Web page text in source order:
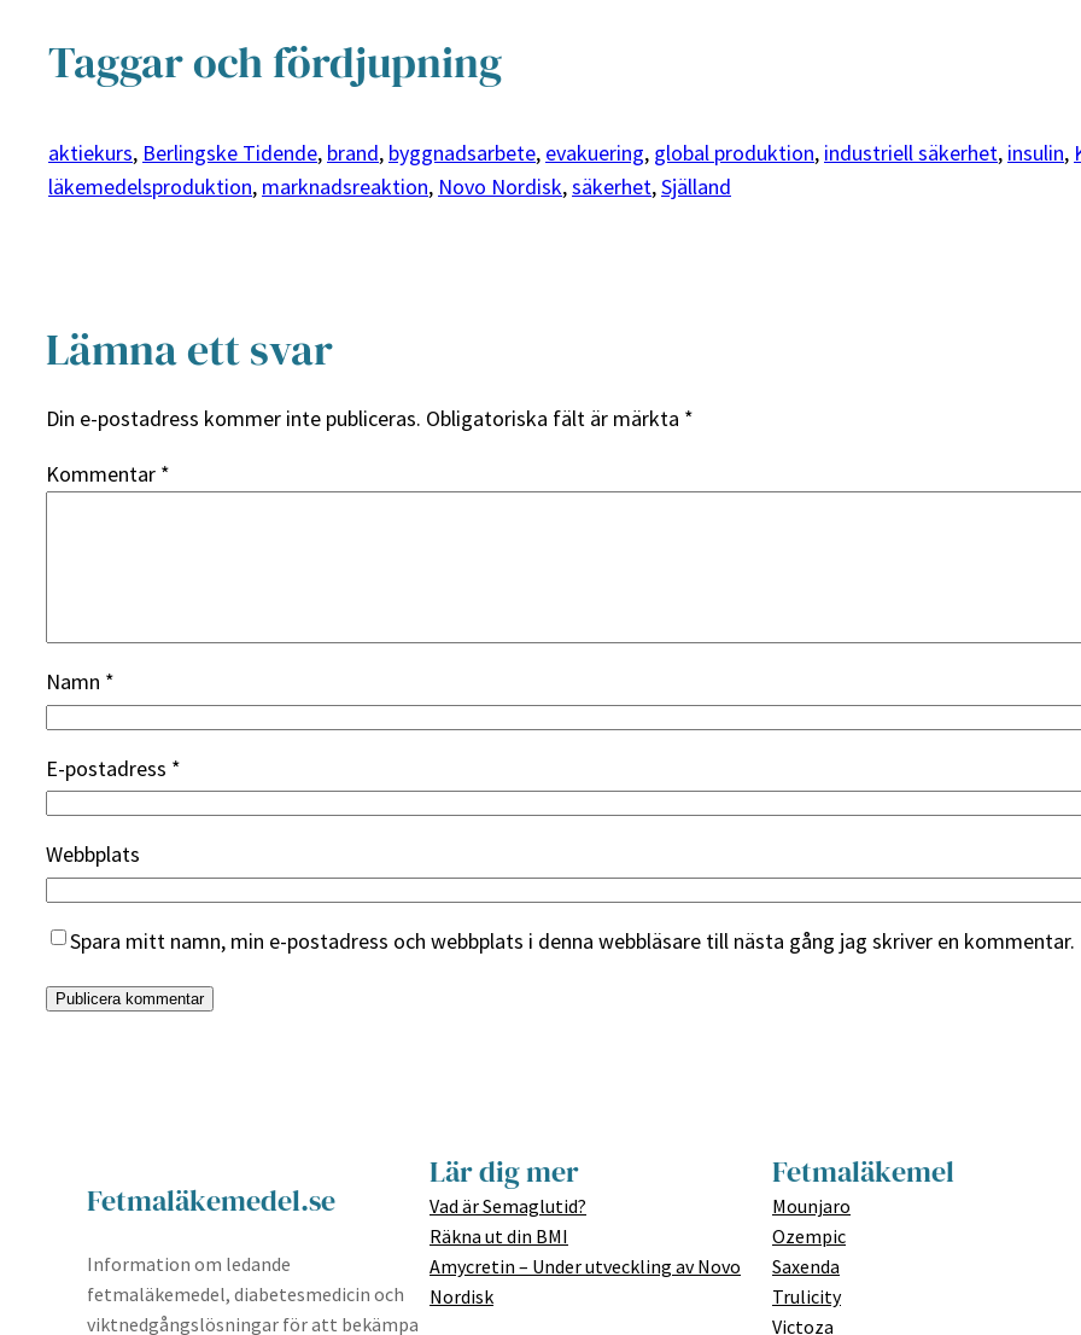
Taggar och fördjupning
aktiekurs, Berlingske Tidende, brand, byggnadsarbete, evakuering, global produktion, industriell säkerhet, insulin,
läkemedelsproduktion, marknadsreaktion, Novo Nordisk, säkerhet, Själland
Lämna ett svar
Din e-postadress kommer inte publiceras. Obligatoriska fält är märkta *
Kommentar *
Namn *
E-postadress *
Webbplats
Spara mitt namn, min e-postadress och webbplats i denna webbläsare till nästa gång jag skriver en kommentar.
Fetmaläkemedel.se
Information om ledande
fetmaläkemedel, diabetesmedicin och
viktnedgångslösningar för att bekämpa
Lär dig mer
Vad är Semaglutid?
Räkna ut din BMI
Amycretin – Under utveckling av Novo
Nordisk
Fetmaläkemel
Mounjaro
Ozempic
Saxenda
Trulicity
Victoza